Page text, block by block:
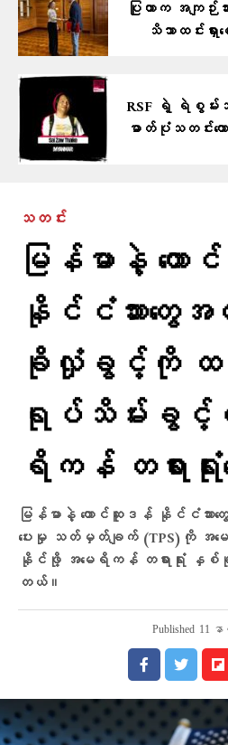
ပြုတာက အကျဉ်းသာ
သိသာထင်းရှ
RSF ရဲ့ ရဲစွမ်း
ဓာတ်ပုံသတင်းထ
သတင်း
မြန်မာနဲ့ တေ
နိုင်ငံသားတွေ
ခိုလှုံခွင့်ကို
ရုပ်သိမ်းခွင့်ရှိက
ရိကန် တရားရုံ
မြန်မာနဲ့ တောင်ဆူဒန် နိုင်ငံသာ
ပေးမှု သတ်မှတ်ချက် (TPS)ကို
နိုင်ဖို့ အမေရိကန် တရားရုံး နှစ်
တယ်။
Published 11 န